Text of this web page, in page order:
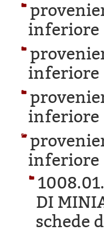
inferiore
inferiore
inferiore
inferiore
DI
schede